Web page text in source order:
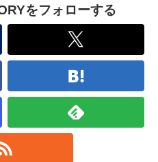
をフォローする